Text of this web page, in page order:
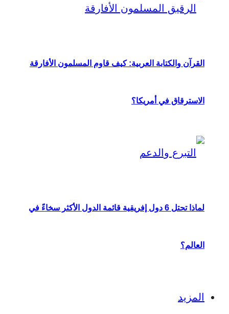
القرآن والكتابة العربية: كيف قاوم المسلمون الأفارقة
الاسترقاق في أمريكا؟
لماذا تحتل 6 دول إفريقية قائمة الدول الأكثر سخاءً في
العالم؟
المزيد